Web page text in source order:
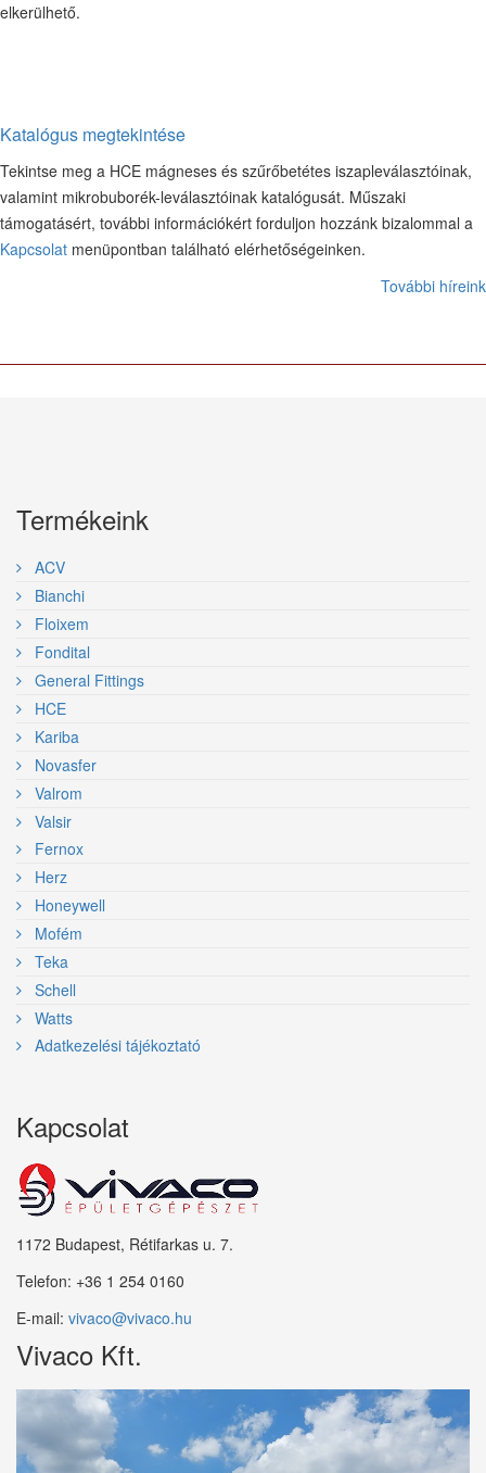
elkerülhető.
Katalógus megtekintése
Tekintse meg a HCE mágneses és szűrőbetétes iszapleválasztóinak,
valamint mikrobuborék-leválasztóinak katalógusát. Műszaki
támogatásért, további információkért forduljon hozzánk bizalommal a
Kapcsolat menüpontban található elérhetőségeinken.
További híreink
Termékeink
ACV
Bianchi
Floixem
Fondital
General Fittings
HCE
Kariba
Novasfer
Valrom
Valsir
Fernox
Herz
Honeywell
Mofém
Teka
Schell
Watts
Adatkezelési tájékoztató
Kapcsolat
1172 Budapest, Rétifarkas u. 7.
Telefon: +36 1 254 0160
E-mail: vivaco@vivaco.hu
Vivaco Kft.